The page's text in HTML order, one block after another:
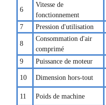
6
Vitesse de
fonctionnement
7 Pression d'utilisation
8
Consommation d'air
comprimé
9 Puissance de moteur
1 0 Dimension hors-tout
11 Poids de machine